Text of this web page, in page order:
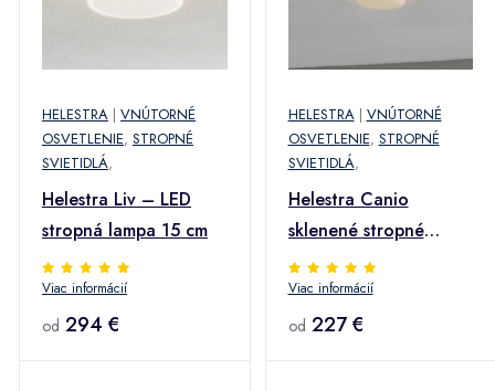
HELESTRA | VNÚTORNÉ
OSVETLENIE, STROPNÉ
SVIETIDLÁ,
Helestra Liv – LED
stropná lampa 15 cm
Viac informácií
od 294 €
HELESTRA| VNÚTORNÉ
OSVETLENIE, STROPNÉ
SVIETIDLÁ,
Helestra Canio
sklenené stropné
svietidlo von číre
Viac informácií
od 227 €